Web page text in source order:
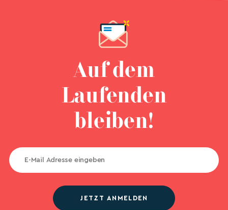
Auf dem
Laufenden
bleiben!
JETZT ANMELDEN